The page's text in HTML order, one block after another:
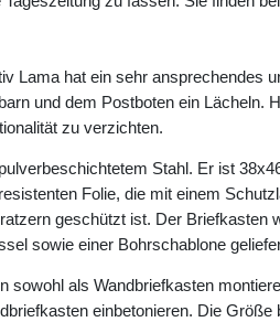
Lama hat ein sehr ansprechendes
und dem Postboten ein Lächeln.
zu verzichten.
Stahl. Er ist
Folie, die mit einem
geschützt ist. Der Briefkasten
sowie einer Bohrschablone
sowohl als Wandbriefkasten
einbetonieren. Die Größe